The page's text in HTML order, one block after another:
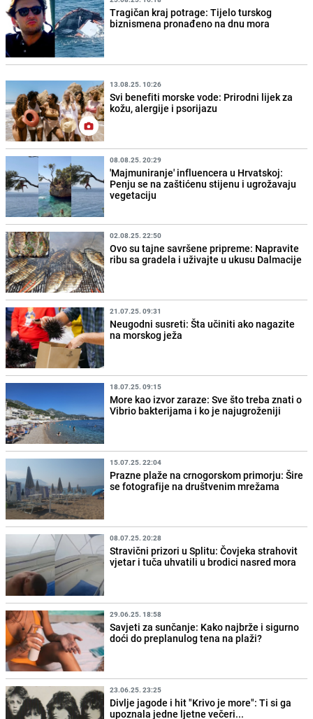
Tragičan kraj potrage: Tijelo turskog
biznismena pronađeno na dnu mora
13.08.25. 10:26
Svi benefiti morske vode: Prirodni lijek za
kožu, alergije i psorijazu
08.08.25. 20:29
'Majmuniranje' influencera u Hrvatskoj:
Penju se na zaštićenu stijenu i ugrožavaju
vegetaciju
02.08.25. 22:50
Ovo su tajne savršene pripreme: Napravite
ribu sa gradela i uživajte u ukusu Dalmacije
21.07.25. 09:31
Neugodni susreti: Šta učiniti ako nagazite
na morskog ježa
18.07.25. 09:15
More kao izvor zaraze: Sve što treba znati o
Vibrio bakterijama i ko je najugroženiji
15.07.25. 22:04
Prazne plaže na crnogorskom primorju: Šire
se fotografije na društvenim mrežama
08.07.25. 20:28
Stravični prizori u Splitu: Čovjeka strahovit
vjetar i tuča uhvatili u brodici nasred mora
29.06.25. 18:58
Savjeti za sunčanje: Kako najbrže i sigurno
doći do preplanulog tena na plaži?
23.06.25. 23:25
Divlje jagode i hit "Krivo je more": Ti si ga
upoznala jedne ljetne večeri...